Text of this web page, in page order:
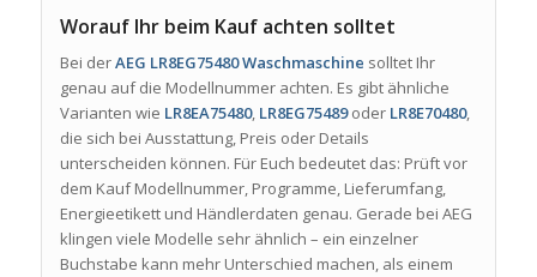
Worauf Ihr beim Kauf achten solltet
Bei derAEG LR8EG75480 Waschmaschine solltet Ihr
genau auf die Modellnummer achten. Es gibt ähnliche
Varianten wie LR8EA75480, LR8EG75489oder LR8E70480,
die sich bei Ausstattung, Preis oder Details
unterscheiden können. Für Euch bedeutet das: Prüft vor
dem Kauf Modellnummer, Programme, Lieferumfang,
Energieetikett und Händlerdaten genau. Gerade bei AEG
klingen viele Modelle sehr ähnlich – ein einzelner
Buchstabe kann mehr Unterschied machen, als einem